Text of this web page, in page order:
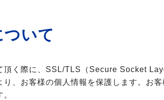
いて
頂く際に、SSL/TLS（Secure Socket
、お客様の個人情報を保護します。お